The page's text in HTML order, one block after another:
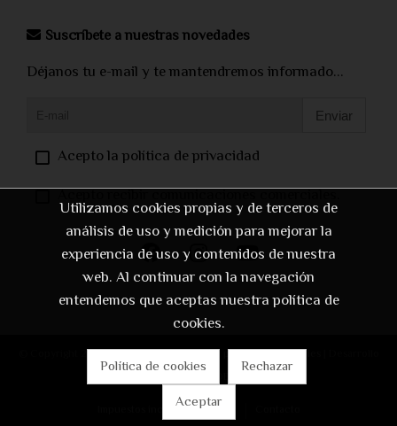
Suscríbete a nuestras novedades
Déjanos tu e-mail y te mantendremos informado...
Enviar
Acepto la política de privacidad
Acepto recibir comunicaciones comerciales.
© Copyright 2026 |Aviso legal|Política de privacidad|Cookies
Impuestos incluidos
Inicio
Utilizamos cookies propias y de terceros de
análisis de uso y medición para mejorar la
experiencia de uso y contenidos de nuestra
web. Al continuar con la navegación
entendemos que aceptas nuestra política de
cookies.
Política de cookies
Rechazar
Aceptar